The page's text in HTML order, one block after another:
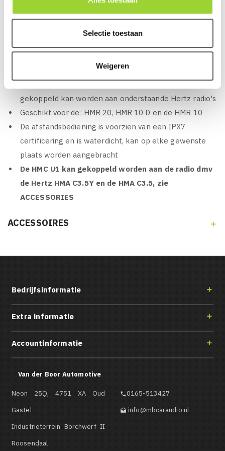
Selectie toestaan
Weigeren
die verkrijgbaar zijn voor een aantrekkelijke aanschafprijs.
KENMERKEN VAN HERTZ HMC U1:
Hertz HMC U1, Externe afstandsbediening die
gekoppeld kan worden aan onderstaande Hertz radio's
Geschikt voor de: HMR 20, HMR 10 D en de HMR 10
De afstandsbediening is voorzien van een IPX7
certificering en is waterdicht, kan op elke gewenste
plaats worden aangebracht
De HMC U1 kan gekoppeld worden aan de radio dmv
de Hertz HMA C3.5Y en de HMA C3.5, zie
ACCESSORIES
ACCESSOIRES 
Bedrijfsinformatie 
Extra informatie 
Accountinformatie 
Van der Boor Automotive
Neon 25Q, 4751 XA Oud
Gastel
Industrieterrein Borchwerf II
Roosendaal
0165-513427
 info@mbcaraudio.nl